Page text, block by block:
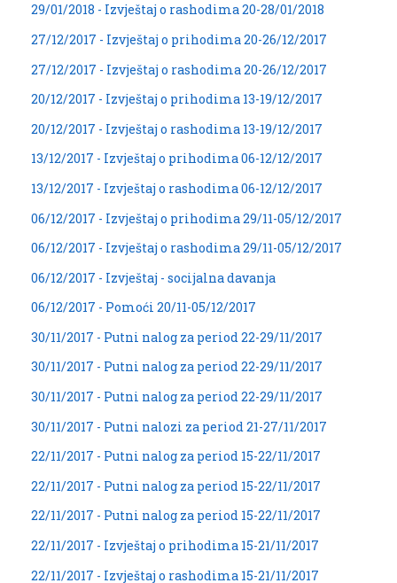
29/01/2018 - Izvještaj o rashodima 20-28/01/2018
27/12/2017 - Izvještaj o prihodima 20-26/12/2017
27/12/2017 - Izvještaj o rashodima 20-26/12/2017
20/12/2017 - Izvještaj o prihodima 13-19/12/2017
20/12/2017 - Izvještaj o rashodima 13-19/12/2017
13/12/2017 - Izvještaj o prihodima 06-12/12/2017
13/12/2017 - Izvještaj o rashodima 06-12/12/2017
06/12/2017 - Izvještaj o prihodima 29/11-05/12/2017
06/12/2017 - Izvještaj o rashodima 29/11-05/12/2017
06/12/2017 - Izvještaj - socijalna davanja
06/12/2017 - Pomoći 20/11-05/12/2017
30/11/2017 - Putni nalog za period 22-29/11/2017
30/11/2017 - Putni nalog za period 22-29/11/2017
30/11/2017 - Putni nalog za period 22-29/11/2017
30/11/2017 - Putni nalozi za period 21-27/11/2017
22/11/2017 - Putni nalog za period 15-22/11/2017
22/11/2017 - Putni nalog za period 15-22/11/2017
22/11/2017 - Putni nalog za period 15-22/11/2017
22/11/2017 - Izvještaj o prihodima 15-21/11/2017
22/11/2017 - Izvještaj o rashodima 15-21/11/2017